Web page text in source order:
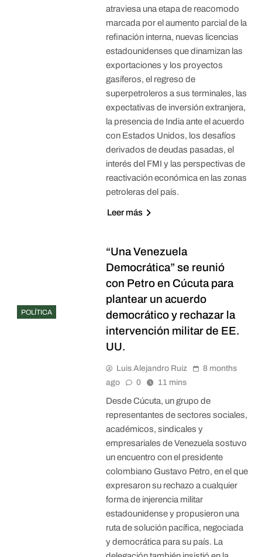
atraviesa una etapa de reacomodo
marcada por el aumento parcial de la
refinación interna, nuevas licencias
estadounidenses que dinamizan las
exportaciones y los proyectos
gasíferos, el regreso de
superpetroleros a sus terminales, las
expectativas de inversión extranjera,
la presencia de India ante el acuerdo
con Estados Unidos, los desafíos
derivados de deudas pasadas, el
interés del FMI y las perspectivas de
reactivación económica en las zonas
petroleras del país.
Leer más
POLÍTICA
“Una Venezuela
Democrática” se reunió
con Petro en Cúcuta para
plantear un acuerdo
democrático y rechazar la
intervención militar de EE.
UU.
Luis Alejandro Ruiz
8 months
ago
0 11 mins
Desde Cúcuta, un grupo de
representantes de sectores sociales,
académicos, sindicales y
empresariales de Venezuela sostuvo
un encuentro con el presidente
colombiano Gustavo Petro, en el que
expresaron su rechazo a cualquier
forma de injerencia militar
estadounidense y propusieron una
ruta de solución pacífica, negociada
y democrática para su país. La